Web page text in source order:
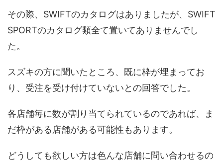
その際、SWIFTのカタログはありましたが、SWIFT
SPORTのカタログ類全て置いてありませんでし
た。
スズキの方に聞いたところ、既に枠が埋まってお
り、受注を受け付けていないとの回答でした。
各店舗毎に数が割り当てられているのであれば、ま
だ枠がある店舗がある可能性もあります。
どうしても欲しい方は色んな店舗に問い合わせるの